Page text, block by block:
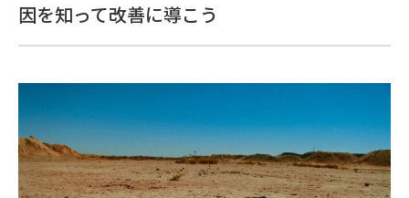
因を知って改善に導こう